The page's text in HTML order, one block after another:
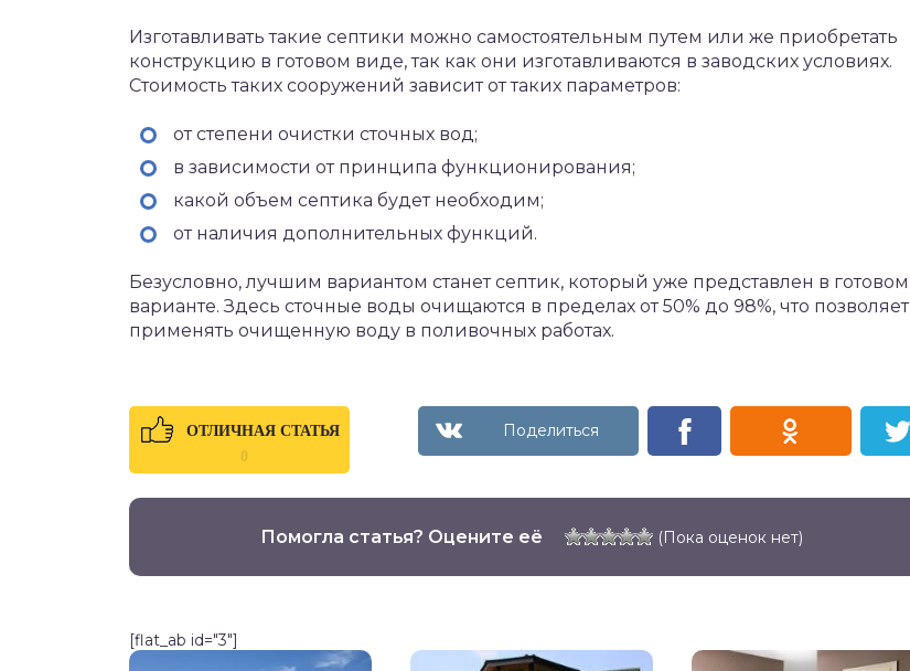
Изготавливать такие септики можно самостоятельным путем или же приобретать
конструкцию в готовом виде, так как они изготавливаются в заводских условиях.
Стоимость таких сооружений зависит от таких параметров:
от степени очистки сточных вод;
в зависимости от принципа функционирования;
какой объем септика будет необходим;
от наличия дополнительных функций.
Безусловно, лучшим вариантом станет септик, который уже представлен в готовом
варианте. Здесь сточные воды очищаются в пределах от 50% до 98%, что позволяет
применять очищенную воду в поливочных работах.
ОТЛИЧНАЯ СТАТЬЯ
0
Помогла статья? Оцените её (Пока оценок нет)
[flat_ab id="3"]